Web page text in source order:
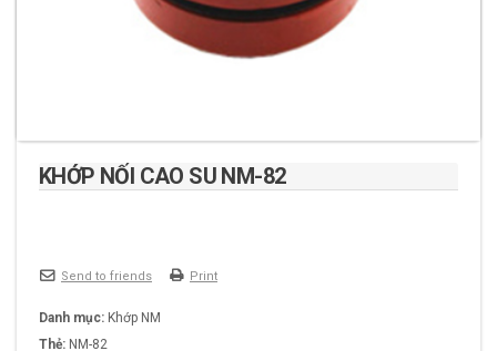
KHỚP NỐI CAO SU NM-82
Send to friends Print
Danh mục: Khớp NM
Thẻ: NM-82